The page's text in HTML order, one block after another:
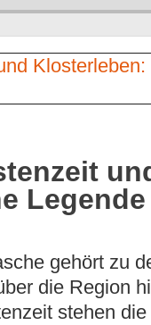
gehört zu
die Region
stehen